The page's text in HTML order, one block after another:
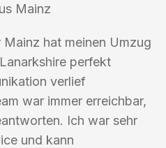
Mainz
hat meinen Umzug
perfekt
verlief
war immer erreichbar,
Ich war sehr
und kann